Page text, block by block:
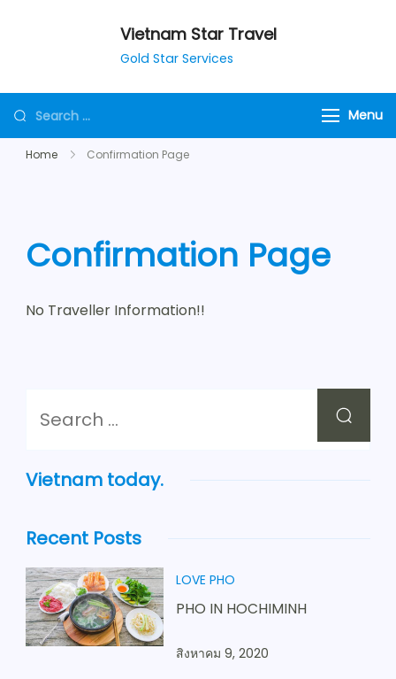
Vietnam Star Travel
Gold Star Services
Menu
Home Confirmation Page
Confirmation Page
No Traveller Information!!
Vietnam today.
Recent Posts
LOVE PHO
PHO IN HOCHIMINH
สิงหาคม 9, 2020